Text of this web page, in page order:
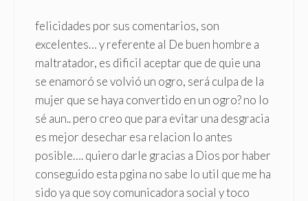
felicidades por sus comentarios, son
excelentes… y referente al De buen hombre a
maltratador, es dificil aceptar que de quie una
se enamoró se volvió un ogro, será culpa de la
mujer que se haya convertido en un ogro? no lo
sé aun.. pero creo que para evitar una desgracia
es mejor desechar esa relacion lo antes
posible…. quiero darle gracias a Dios por haber
conseguido esta pgina no sabe lo util que me ha
sido ya que soy comunicadora social y toco